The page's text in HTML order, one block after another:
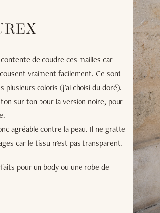
de coudre ces mailles car
vraiment facilement. Ce sont
plusieurs coloris (j'ai choisi du doré).
sur ton pour la version noire, pour
agréable contre la peau. Il ne gratte
car le tissu n'est pas transparent.
pour un body ou une robe de